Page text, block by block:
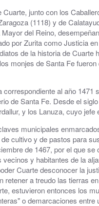
Piscinas
Policía Local
Protección Civil
Rincón Solidario
Comarca
Transporte
junto con los
(1118) y de
del Reino,
por Zurita como Justicia
de la historia de
monjes de Santa Fe
al año
de Santa Fe. Desde el
y los Lanuza, cuyo
municipales
cultivo y de pastos para
de 1467, por el que
y habitantes de la
Cuarte desconocer la
a treudo las tierras
estuvieron entonces los
o demarcaciones entre